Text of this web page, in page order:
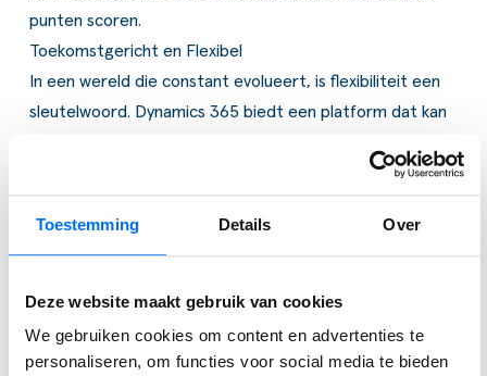
Toestemming Details Over
Deze website maakt gebruik van cookies
We gebruiken cookies om content en advertenties te
personaliseren, om functies voor social media te bieden
punten scoren.
Toekomstgericht en Flexibel
In een wereld die constant evolueert, is flexibiliteit een
sleutelwoord. Dynamics 365 biedt een platform dat kan
bedrijven. Of het nu gaat om het migreren van kern
AI/ML-oplossingen, Dynamics 365 staat klaar om
transformatie.
klanttevredenheid. Met een sterke focus op beveiliging,